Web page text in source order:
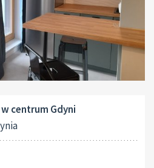
centrum Gdyni